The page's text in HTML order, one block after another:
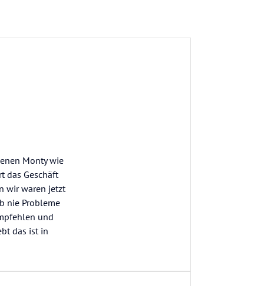
Monty wie
das Geschäft
wir waren jetzt
nie Probleme
und
das ist in